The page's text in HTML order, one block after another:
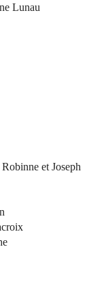
Lunau
et Joseph